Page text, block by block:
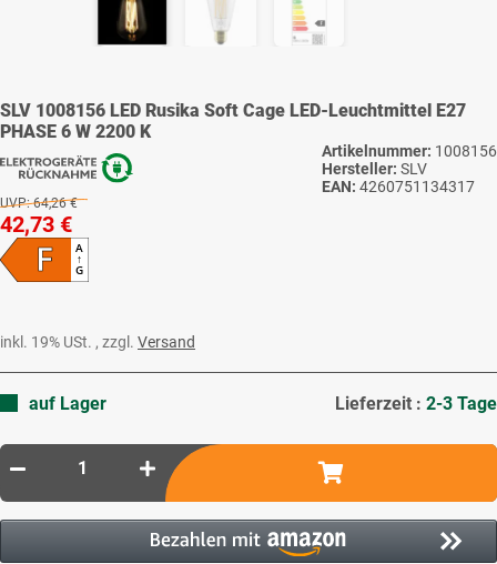
SLV 1008156 LED Rusika Soft Cage LED-Leuchtmittel E27
PHASE 6 W 2200 K
Artikelnummer: 1008156
Hersteller: SLV
EAN: 4260751134317
UVP: 64,26 €
42,73 €
A
↑
G
F
inkl. 19% USt. , zzgl. Versand
auf Lager Lieferzeit : 2-3 Tage